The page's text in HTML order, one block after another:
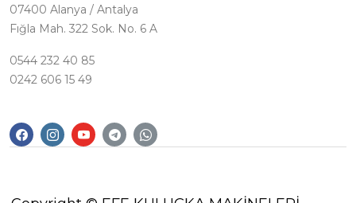
07400 Alanya / Antalya
Fığla Mah. 322 Sok. No. 6 A
0544 232 40 85
0242 606 15 49